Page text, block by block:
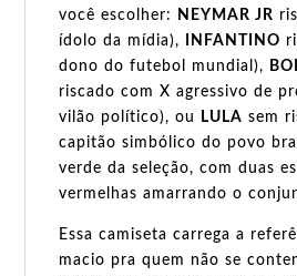
você escolher:
NEYMAR JR
ídolo da mídia),
INFANTINO
dono do futebol mundial),
riscado com X agressivo de
vilão político), ou
LULA sem
capitão simbólico do povo
verde da seleção, com duas
vermelhas amarrando o
Essa camiseta carrega a
macio pra quem não se